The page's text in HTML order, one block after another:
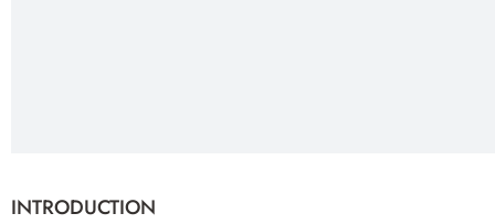
INTRODUCTION